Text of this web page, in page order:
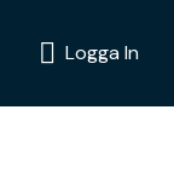
Logga In